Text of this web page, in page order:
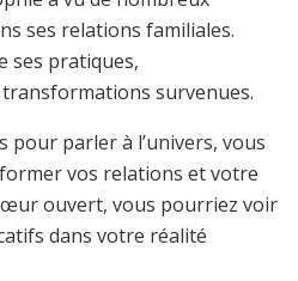
ses relations familiales.
ses pratiques,
survenues.
pour parler à l’univers, vous
vos relations et votre
ouvert, vous pourriez voir
dans votre réalité